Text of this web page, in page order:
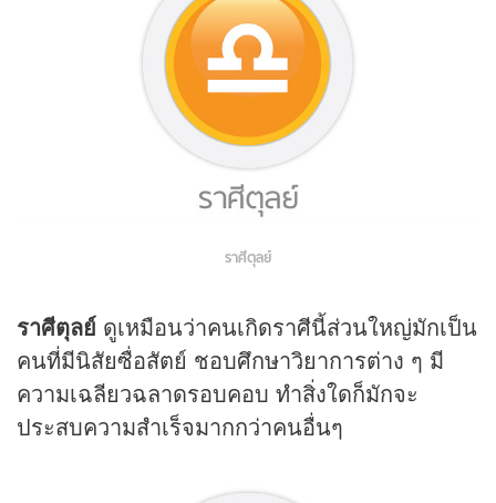
ราศีตุลย์
ราศีตุลย์ ดูเหมือนว่าคนเกิดราศีนี้ส่วนใหญ่มักเป็น
คนที่มีนิสัยซื่อสัตย์ ชอบศึกษาวิยาการต่าง ๆ มี
ความเฉลียวฉลาดรอบคอบ ทำสิ่งใดก็มักจะ
ประสบความสำเร็จมากกว่าคนอื่นๆ